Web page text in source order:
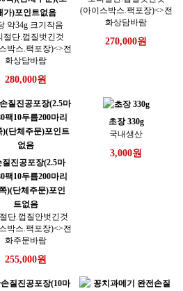
가)포인트없음
약34g 크기작음
절단.껍질벗긴것
박스.팩포장)<>전
화상담바람
280,000원
(아이스박스.팩포장)<>전
화상담바람
270,000원
질진공포장(2.5마
팩10두름200마리
)(단체주문)포인
트없음
단.껍질안벗긴것
박스.팩포장)<>전
화주문바람
255,000원
초장 330g
국내생산
3,000원